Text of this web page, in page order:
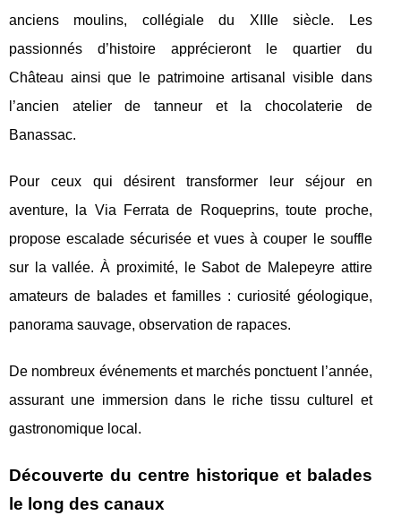
anciens moulins, collégiale du XIIIe siècle. Les
passionnés d’histoire apprécieront le quartier du
Château ainsi que le patrimoine artisanal visible dans
l’ancien atelier de tanneur et la chocolaterie de
Banassac.
Pour ceux qui désirent transformer leur séjour en
aventure, la Via Ferrata de Roqueprins, toute proche,
propose escalade sécurisée et vues à couper le souffle
sur la vallée. À proximité, le Sabot de Malepeyre attire
amateurs de balades et familles : curiosité géologique,
panorama sauvage, observation de rapaces.
De nombreux événements et marchés ponctuent l’année,
assurant une immersion dans le riche tissu culturel et
gastronomique local.
Découverte du centre historique et balades
le long des canaux